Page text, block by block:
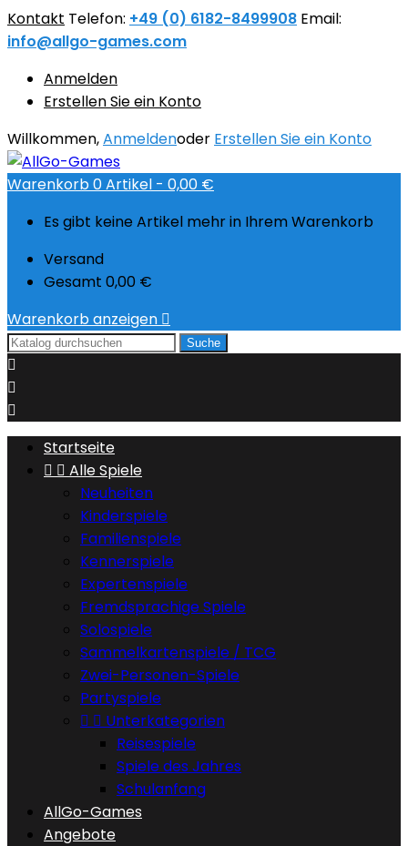
Kontakt Telefon: +49 (0) 6182-8499908 Email:
info@allgo-games.com
Anmelden
Erstellen Sie ein Konto
Willkommen,Anmeldenoder Erstellen Sie ein Konto
Warenkorb0Artikel - 0,00 €
Es gibt keine Artikel mehr in Ihrem Warenkorb
Versand
Gesamt 0,00 €
Warenkorb anzeigen 
Suche



Startseite
  Alle Spiele
Neuheiten
Kinderspiele
Familienspiele
Kennerspiele
Expertenspiele
Fremdsprachige Spiele
Solospiele
Sammelkartenspiele / TCG
Zwei-Personen-Spiele
Partyspiele
  Unterkategorien
Reisespiele
Spiele des Jahres
Schulanfang
AllGo-Games
Angebote